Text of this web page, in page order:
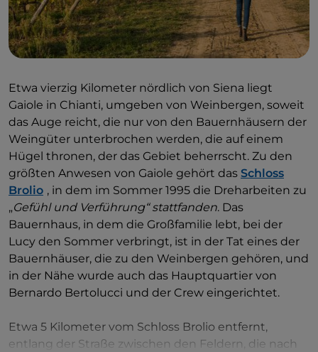
Etwa vierzig Kilometer nördlich von Siena liegt
Gaiole in Chianti, umgeben von Weinbergen, soweit
das Auge reicht, die nur von den Bauernhäusern der
Weingüter unterbrochen werden, die auf einem
Hügel thronen, der das Gebiet beherrscht. Zu den
größten Anwesen von Gaiole gehört das Schloss
Brolio , in dem im Sommer 1995 die Dreharbeiten zu
„Gefühl und Verführung“ stattfanden. Das
Bauernhaus, in dem die Großfamilie lebt, bei der
Lucy den Sommer verbringt, ist in der Tat eines der
Bauernhäuser, die zu den Weinbergen gehören, und
in der Nähe wurde auch das Hauptquartier von
Bernardo Bertolucci und der Crew eingerichtet.
Etwa 5 Kilometer vom Schloss Brolio entfernt,
entlang der Straße zwischen den Feldern, die nach